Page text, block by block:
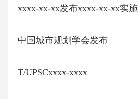
xxxx-xx-xx发布xxxx-xx-xx实施
中国城市规划学会发布
T/UPSCxxxx-xxxx